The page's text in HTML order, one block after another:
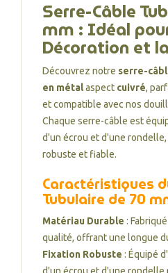
Serre-Câble
mm : Idéal
Décoration et
Découvrez notre serre-
en métalaspect cuivré,
et compatible avec nos
Chaque serre-câble est
d'un écrou et d'une
robuste et fiable.
Caractéristiques
Tubulaire de 70
Matériau Durable :
qualité, offrant une longue
Fixation Robuste : Équipé